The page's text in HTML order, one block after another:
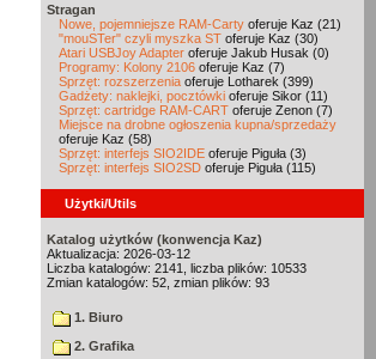
Stragan
Nowe, pojemniejsze RAM-Carty oferuje Kaz (21)
"mouSTer" czyli myszka ST oferuje Kaz (30)
Atari USBJoy Adapter oferuje Jakub Husak (0)
Programy: Kolony 2106 oferuje Kaz (7)
Sprzęt: rozszerzenia oferuje Lotharek (399)
Gadżety: naklejki, pocztówki oferuje Sikor (11)
Sprzęt: cartridge RAM-CART oferuje Zenon (7)
Miejsce na drobne ogłoszenia kupna/sprzedaży
oferuje Kaz (58)
Sprzęt: interfejs SIO2IDE oferuje Piguła (3)
Sprzęt: interfejs SIO2SD oferuje Piguła (115)
Użytki/Utils
Katalog użytków (konwencja Kaz)
Aktualizacja: 2026-03-12
Liczba katalogów: 2141, liczba plików: 10533
Zmian katalogów: 52, zmian plików: 93
1. Biuro
2. Grafika